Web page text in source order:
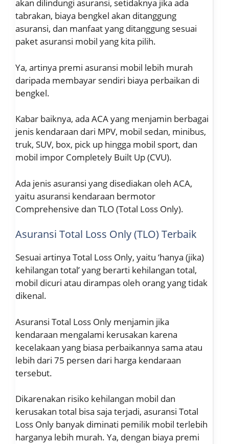
akan dilindungi asuransi, setidaknya jika ada
tabrakan, biaya bengkel akan ditanggung
asuransi, dan manfaat yang ditanggung sesuai
paket asuransi mobil yang kita pilih.
Ya, artinya premi asuransi mobil lebih murah
daripada membayar sendiri biaya perbaikan di
bengkel.
Kabar baiknya, ada ACA yang menjamin berbagai
jenis kendaraan dari MPV, mobil sedan, minibus,
truk, SUV, box, pick up hingga mobil sport, dan
mobil impor Completely Built Up (CVU).
Ada jenis asuransi yang disediakan oleh ACA,
yaitu asuransi kendaraan bermotor
Comprehensive dan TLO (Total Loss Only).
Asuransi Total Loss Only (TLO) Terbaik
Sesuai artinya Total Loss Only, yaitu ‘hanya (jika)
kehilangan total’ yang berarti kehilangan total,
mobil dicuri atau dirampas oleh orang yang tidak
dikenal.
Asuransi Total Loss Only menjamin jika
kendaraan mengalami kerusakan karena
kecelakaan yang biasa perbaikannya sama atau
lebih dari 75 persen dari harga kendaraan
tersebut.
Dikarenakan risiko kehilangan mobil dan
kerusakan total bisa saja terjadi, asuransi Total
Loss Only banyak diminati pemilik mobil terlebih
harganya lebih murah. Ya, dengan biaya premi